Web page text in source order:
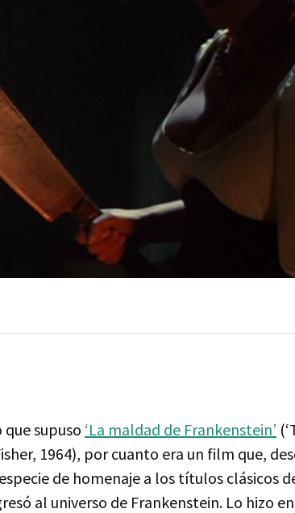
supuso ‘La maldad de Frankenstein’
1964), por cuanto era un film que,
de homenaje a los títulos clásicos
al universo de Frankenstein. Lo hizo